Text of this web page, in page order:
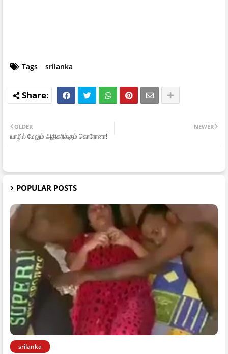
Tags srilanka
NEWER
OLDER
யாழில் மேலும் அதிகரிக்கும் கொரோனா!
POPULAR POSTS
srilanka